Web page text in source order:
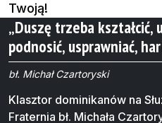
Twoją!
„Duszę trzeba kształcić,
podnosić, usprawniać,
bł. Michał Czartoryski
Klasztor dominikanów na
Fraternia bł. Michała